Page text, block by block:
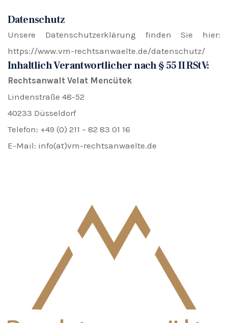
Datenschutz
Unsere Datenschutzerklärung finden Sie hier:
https://www.vm-rechtsanwaelte.de/datenschutz/
Inhaltlich Verantwortlicher nach § 55 II RStV:
Rechtsanwalt Velat Mencütek
Lindenstraße 48-52
40233 Düsseldorf
Telefon: +49 (0) 211 – 82 83 01 16
E-Mail: info(at)vm-rechtsanwaelte.de